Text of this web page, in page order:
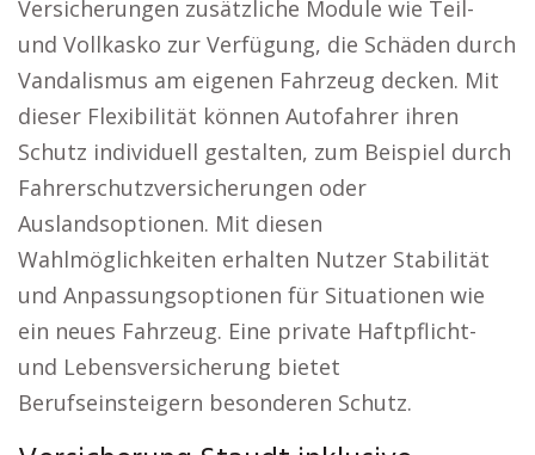
Versicherungen zusätzliche Module wie Teil-
und Vollkasko zur Verfügung, die Schäden durch
Vandalismus am eigenen Fahrzeug decken. Mit
dieser Flexibilität können Autofahrer ihren
Schutz individuell gestalten, zum Beispiel durch
Fahrerschutzversicherungen oder
Auslandsoptionen. Mit diesen
Wahlmöglichkeiten erhalten Nutzer Stabilität
und Anpassungsoptionen für Situationen wie
ein neues Fahrzeug. Eine private Haftpflicht-
und Lebensversicherung bietet
Berufseinsteigern besonderen Schutz.